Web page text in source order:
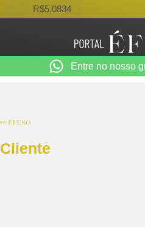
R$5,0834
Entre no nosso
Cliente